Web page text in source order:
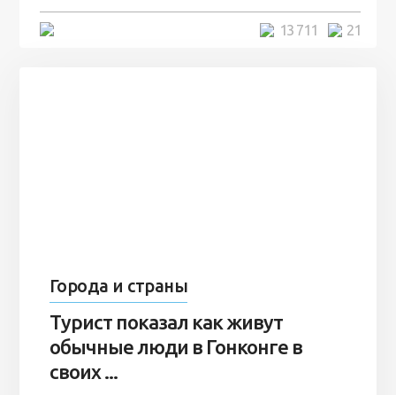
21
13 711
Города и страны
Турист показал как живут
обычные люди в Гонконге в
своих ...